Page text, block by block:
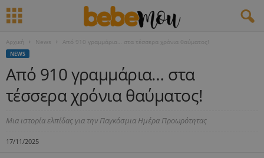
Αρχική News Από 910 γραμμάρια… στα τέσσερα χρόνια θαύματος!
NEWS
Από 910 γραμμάρια… στα
τέσσερα χρόνια θαύματος!
Μια ιστορία ελπίδας για την Παγκόσμια Ημέρα Προωρότητας
17/11/2025